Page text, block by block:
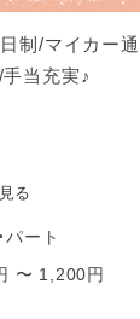
日制/マイカー
当充実♪
る
パート
〜 1,200円